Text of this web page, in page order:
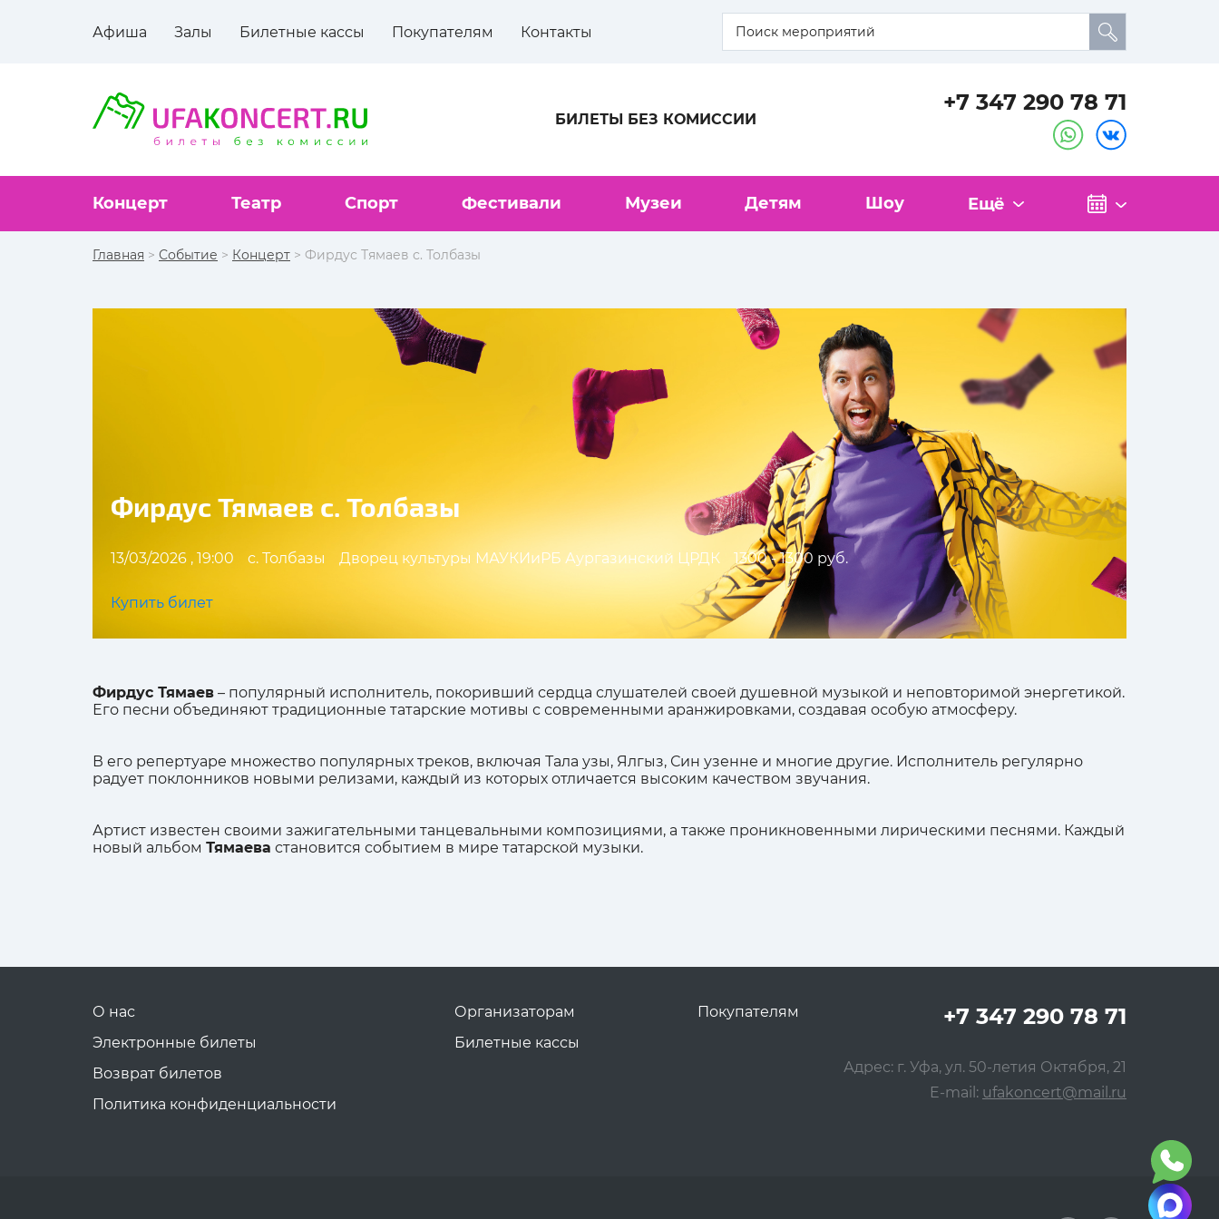
Афиша Залы Билетные кассы Покупателям Контакты
БИЛЕТЫ БЕЗ КОМИССИИ
+7 347 290 78 71
Концерт Театр Спорт Фестивали Музеи Детям Шоу Ещё
Главная > Событие > Концерт > Фирдус Тямаев с. Толбазы
Фирдус Тямаев с. Толбазы
13/03/2026 , 19:00 с. Толбазы Дворец культуры МАУКИиРБ Аургазинский ЦРДК 1300 - 1300 руб.
Купить билет
Фирдус Тямаев – популярный исполнитель, покоривший сердца слушателей своей душевной музыкой и неповторимой энергетикой.
Его песни объединяют традиционные татарские мотивы с современными аранжировками, создавая особую атмосферу.
В его репертуаре множество популярных треков, включая Тала узы, Ялгыз, Син узенне и многие другие. Исполнитель регулярно
радует поклонников новыми релизами, каждый из которых отличается высоким качеством звучания.
Артист известен своими зажигательными танцевальными композициями, а также проникновенными лирическими песнями. Каждый
новый альбом Тямаева становится событием в мире татарской музыки.
О нас
Электронные билеты
Возврат билетов
Политика конфиденциальности
Организаторам
Билетные кассы
Покупателям +7 347 290 78 71
Адрес: г. Уфа, ул. 50-летия Октября, 21
E-mail: ufakoncert@mail.ru